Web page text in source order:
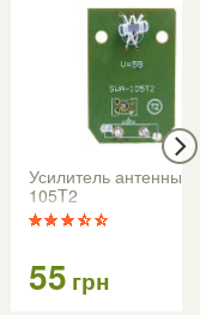
Усилитель антенный
105T2
55 грн